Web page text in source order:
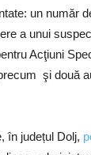
un număr
a unui
Acţiuni
şi două
în județul Dolj,